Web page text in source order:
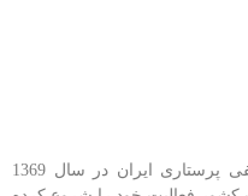
انجمن پرستاری ایران اولین تشکل صنفی پرستاری ایران در سال 1369